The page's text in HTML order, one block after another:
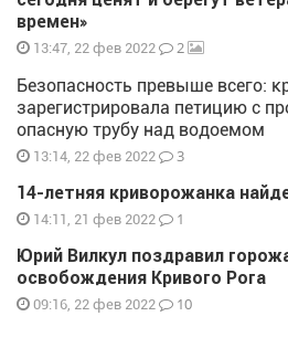
времен»
13:47, 22 фев 2022 2
Безопасность превыше всего:
зарегистрировала петицию с
опасную трубу над водоемом
13:14, 22 фев 2022 3
14-летняя криворожанка
14:11, 21 фев 2022 1
Юрий Вилкул поздравил
освобождения Кривого Рога
09:16, 22 фев 2022 10